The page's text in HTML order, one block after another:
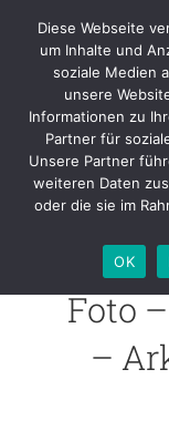
content
Foto –
Foto
–
Diese Webseite
um Inhalte und
soziale Medien
unsere
Informationen zu
Partner für
Unsere Partner
weiteren Daten
oder die sie im
OK